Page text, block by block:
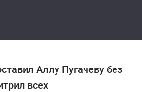
Аллу Пугачеву без
всех